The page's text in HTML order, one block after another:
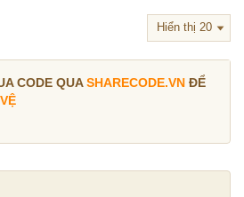
CODE QUASHARECODE.VN ĐỂ